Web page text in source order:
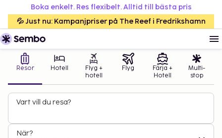
Boka enkelt. Res flexibelt. Alltid till bästa pris
💦 Just nu: Kampanjpriser på The Reef i Fredrikshamn
Resor Hotell
Flyg +
hotell
Flyg
Färja +
Hotell
Multi-
stop
Vart vill du resa?
När?